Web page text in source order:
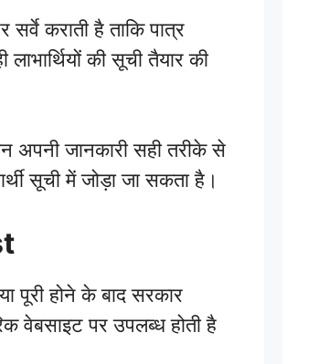
कराती है ताकि पात्र
की सूची तैयार की
अपनी जानकारी सही तरीके से
सूची में जोड़ा जा सकता है।
पूरी होने के बाद सरकार
वेबसाइट पर उपलब्ध होती है